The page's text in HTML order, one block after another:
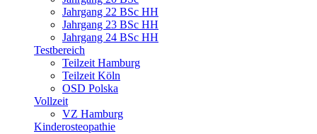
Jahrgang 22 BSc HH
Jahrgang 23 BSc HH
Jahrgang 24 BSc HH
Testbereich
Teilzeit Hamburg
Teilzeit Köln
OSD Polska
Vollzeit
VZ Hamburg
Kinderosteopathie